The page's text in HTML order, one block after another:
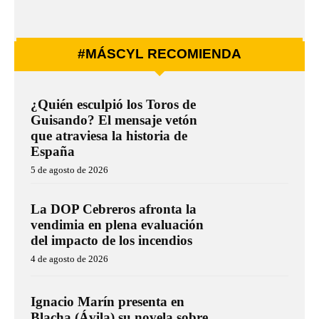
#MÁSCYL RECOMIENDA
¿Quién esculpió los Toros de
Guisando? El mensaje vetón
que atraviesa la historia de
España
5 de agosto de 2026
La DOP Cebreros afronta la
vendimia en plena evaluación
del impacto de los incendios
4 de agosto de 2026
Ignacio Marín presenta en